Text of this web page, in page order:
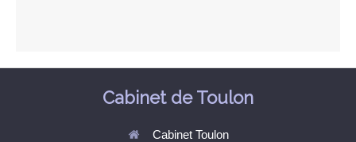
Cabinet de Toulon
Cabinet Toulon